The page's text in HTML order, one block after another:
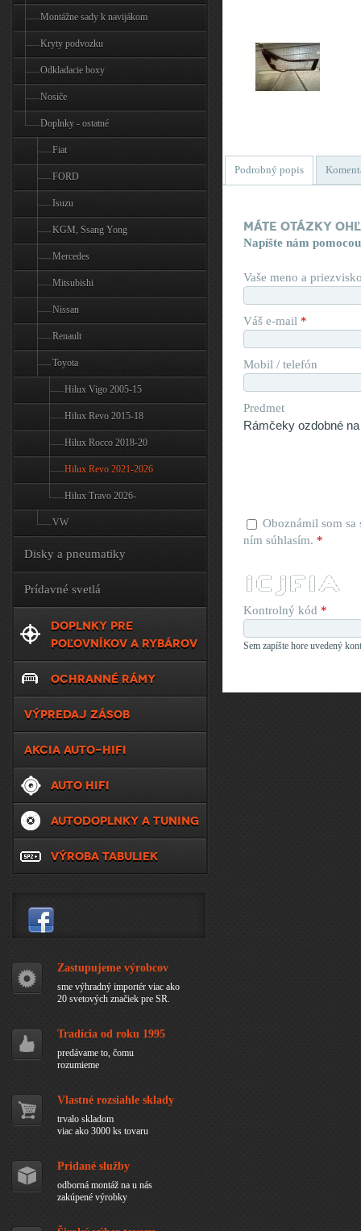
Podrobný popis
Máte otázky
Napíšte nám
Vaše meno a
Váš e-mail *
Mobil / telefón
Predmet
Oboznámil som sa
ním súhlasím. *
(_)  / ___|   (_) |  ___| / |    / \
| | | |       | | | |_    | |   / _ \
| | | |___    | | |  _|   | |  / ___ \
|_|  \____|  _/ | |_|     |_| /_/   \_\
             |__/
Kontrolný kód *
Sem zapíšte hore uvedený
Montážne sady k navijákom
Kryty podvozku
Odkladacie boxy
Nosiče
Doplnky - ostatné
Fiat
FORD
Isuzu
KGM, Ssang Yong
Mercedes
Mitsubishi
Nissan
Renault
Toyota
Hilux Vigo 2005-15
Hilux Revo 2015-18
Hilux Rocco 2018-20
Hilux Revo 2021-2026
Hilux Travo 2026-
VW
Disky a pneumatiky
Prídavné svetlá
DOPLNKY PRE
POĽOVNÍKOV A RYBÁROV
OCHRANNÉ RÁMY
VÝPREDAJ ZÁSOB
AKCIA AUTO-HIFI
AUTO HIFI
AUTODOPLNKY A TUNING
VÝROBA TABULIEK
Zastupujeme výrobcov
sme výhradný importér viac ako
20 svetových značiek pre SR.
Tradícia od roku 1995
predávame to, čomu
rozumieme
Vlastné rozsiahle sklady
trvalo skladom
viac ako 3000 ks tovaru
Pridané služby
odborná montáž na u nás
zakúpené výrobky